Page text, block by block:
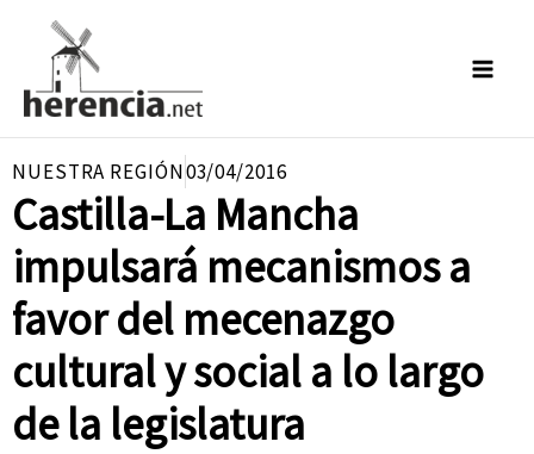
contenido
NUESTRA REGIÓN03/04/2016
Castilla-La Mancha
impulsará mecanismos a
favor del mecenazgo
cultural y social a lo largo
de la legislatura